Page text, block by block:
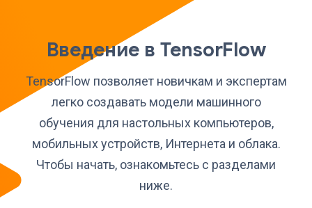
Введение в TensorFlow
TensorFlow позволяет новичкам и экспертам
легко создавать модели машинного
обучения для настольных компьютеров,
мобильных устройств, Интернета и облака.
Чтобы начать, ознакомьтесь с разделами
ниже.